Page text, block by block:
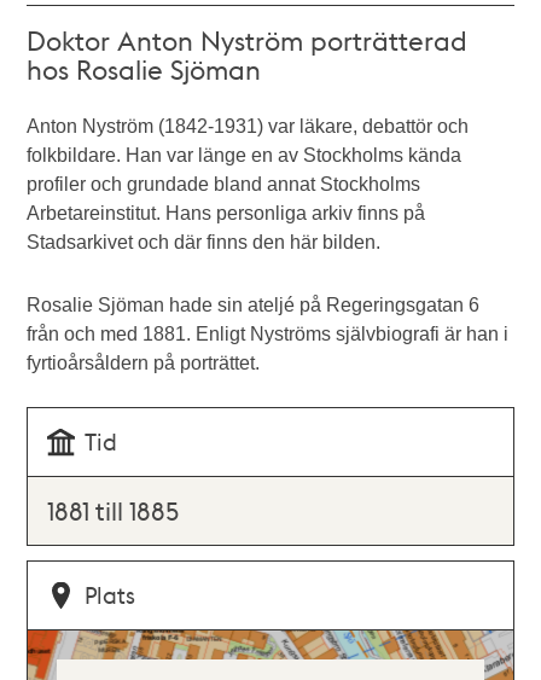
Doktor Anton Nyström porträtterad
hos Rosalie Sjöman
Anton Nyström (1842-1931) var läkare, debattör och
folkbildare. Han var länge en av Stockholms kända
profiler och grundade bland annat Stockholms
Arbetareinstitut. Hans personliga arkiv finns på
Stadsarkivet och där finns den här bilden.
Rosalie Sjöman hade sin ateljé på Regeringsgatan 6
från och med 1881. Enligt Nyströms självbiografi är han i
fyrtioårsåldern på porträttet.
Tid
1881 till 1885
Plats